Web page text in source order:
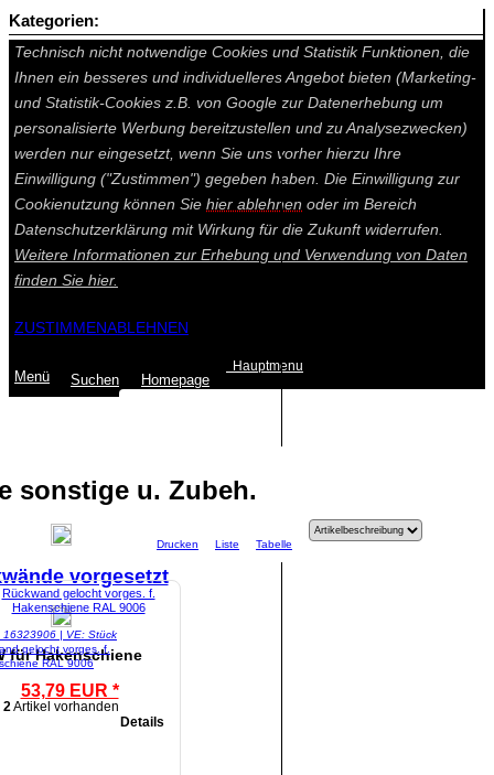
Auf dieser Seite werden technisch notwendige Cookies gesetzt.
Technisch nicht notwendige Cookies und Statistik Funktionen, die
Ihnen ein besseres und individuelleres Angebot bieten (Marketing-
und Statistik-Cookies z.B. von Google zur Datenerhebung um
personalisierte Werbung bereitzustellen und zu Analysezwecken)
werden nur eingesetzt, wenn Sie uns vorher hierzu Ihre
Einwilligung ("Zustimmen") gegeben haben. Die Einwilligung zur
Cookienutzung können Sie hier ablehnen oder im Bereich
Datenschutzerklärung mit Wirkung für die Zukunft widerrufen.
Weitere Informationen zur Erhebung und Verwendung von Daten
finden Sie hier.
ZUSTIMMENABLEHNEN
Menü Suchen Homepage
Hauptmenu
sonstige u. Zubeh.
vorgesetzt
für Hakenschiene
2Artikel vorhanden
Drucken Liste Tabelle
16323906 | VE: Stück
gelocht vorges. f.
RAL 9006
53,79 EUR *
Details
Kategorien: